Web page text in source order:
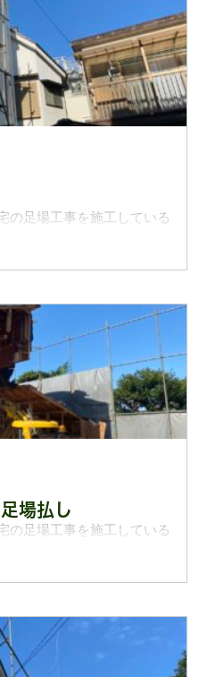
の足場工事を施工している
せがありエアコンの工事
場払し
の足場工事を施工している
った解体現場の足場を払